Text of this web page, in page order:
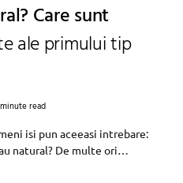
Care sunt
ale primului tip
read
isi pun aceeasi intrebare:
natural? De multe ori…